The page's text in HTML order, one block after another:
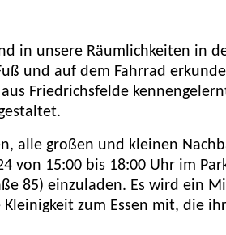
in unsere Räumlichkeiten in
und auf dem Fahrrad
Friedrichsfelde
alle großen und kleinen
von 15:00 bis 18:00 Uhr im
85) einzuladen. Es wird ein
Kleinigkeit zum Essen mit, die